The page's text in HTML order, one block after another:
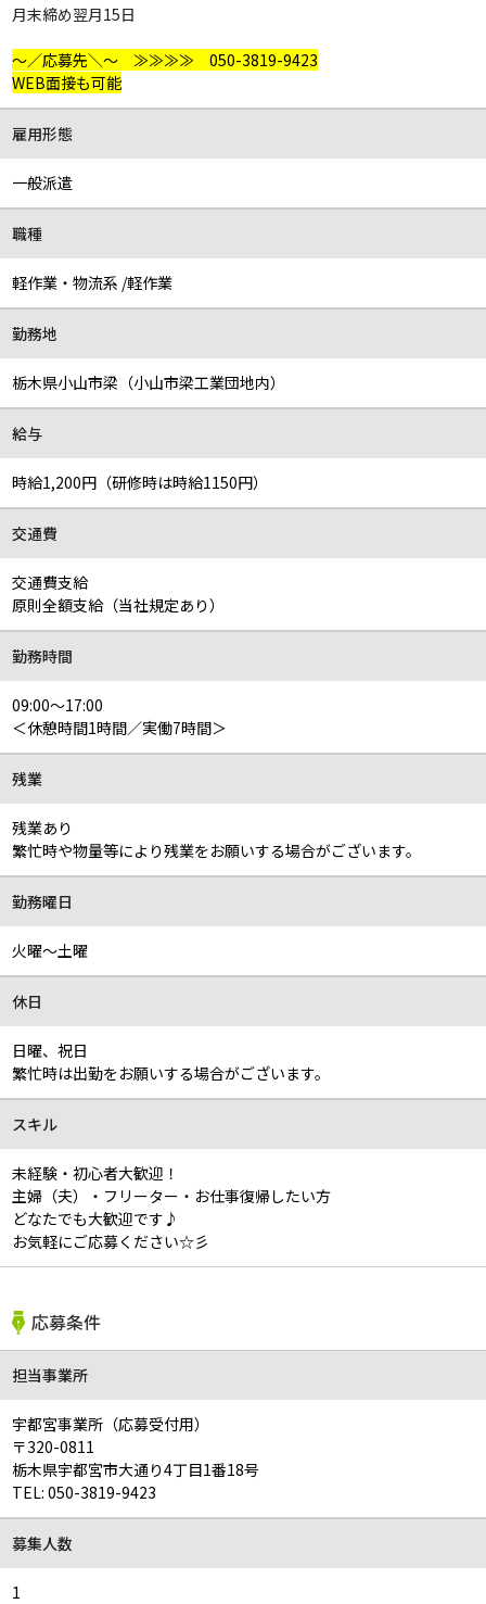
月末締め翌月15日
～／応募先＼～ ≫≫≫≫ 050-3819-9423
WEB面接も可能
雇用形態
一般派遣
職種
軽作業・物流系 /軽作業
勤務地
栃木県小山市梁（小山市梁工業団地内）
給与
時給1,200円（研修時は時給1150円）
交通費
交通費支給
原則全額支給（当社規定あり）
勤務時間
09:00～17:00
＜休憩時間1時間／実働7時間＞
残業
残業あり
繁忙時や物量等により残業をお願いする場合がございます。
勤務曜日
火曜～土曜
休日
日曜、祝日
繁忙時は出勤をお願いする場合がございます。
スキル
未経験・初心者大歓迎！
主婦（夫）・フリーター・お仕事復帰したい方
どなたでも大歓迎です♪
お気軽にご応募ください☆彡
応募条件
担当事業所
宇都宮事業所（応募受付用）
〒320-0811
栃木県宇都宮市大通り4丁目1番18号
TEL:050-3819-9423
募集人数
1